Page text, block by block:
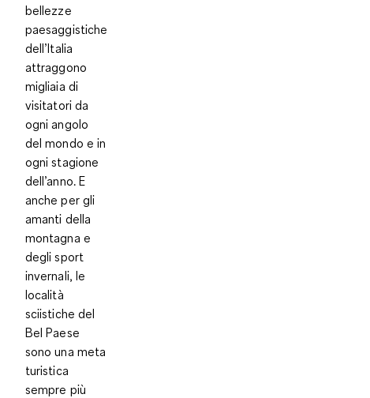
bellezze
paesaggistiche
dell’Italia
attraggono
migliaia di
visitatori da
ogni angolo
del mondo e in
ogni stagione
dell’anno. E
anche per gli
amanti della
montagna e
degli sport
invernali, le
località
sciistiche del
Bel Paese
sono una meta
turistica
sempre più